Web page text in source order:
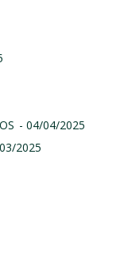
- 04/04/2025
2025